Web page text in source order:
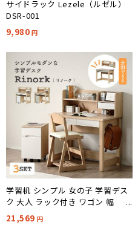
サイドラック Lezele（ルゼル）
DSR-001
9,980円
学習机 シンプル 女の子 学習デス
ク 大人 ラック付き ワゴン 幅
98cm 3点セット Rinork(リノー
ク) 2色対応
21,569 円